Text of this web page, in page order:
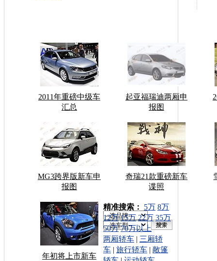
2011年重磅中级车
汇总
起亚福瑞迪两厢申
报图
MG3跨界版新车申
报图
奇瑞21款重磅新车
谍照
年初将上市新车
车型搜索：
精准搜索： 5万 8万
12万 15万 22万 35万
50万 70万以上
两厢轿车 | 三厢轿
车 | 旅行轿车 | 敞篷